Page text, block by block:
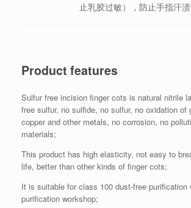
止乳胶过敏），防止手指汗渍
Product features
Sulfur free incision finger cots is natural nitrile
free sulfur, no sulfide, no sulfur, no oxidation of
copper and other metals, no corrosion, no
materials;
This product has high elasticity, not easy to
life, better than other kinds of finger cots;
It is suitable for class 100 dust-free purification
purification workshop;